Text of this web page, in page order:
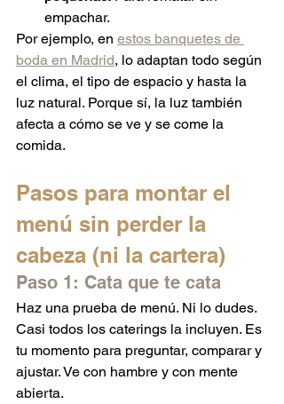
empachar.
Por ejemplo, en estos banquetes de
boda en Madrid, lo adaptan todo según
el clima, el tipo de espacio y hasta la
luz natural. Porque sí, la luz también
afecta a cómo se ve y se come la
comida.
Pasos para montar el
menú sin perder la
cabeza (ni la cartera)
Paso 1: Cata que te cata
Haz una prueba de menú. Ni lo dudes.
Casi todos los caterings la incluyen. Es
tu momento para preguntar, comparar y
ajustar. Ve con hambre y con mente
abierta.